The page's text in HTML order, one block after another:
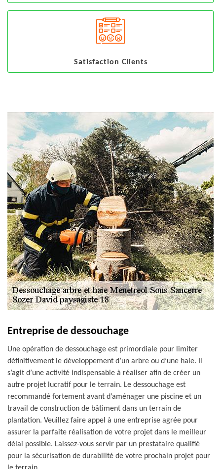
Satisfaction Clients
Entreprise de dessouchage
Une opération de dessouchage est primordiale pour limiter
définitivement le développement d’un arbre ou d’une haie. Il
s’agit d’une activité indispensable à réaliser afin de créer un
autre projet lucratif pour le terrain. Le dessouchage est
recommandé fortement avant d’aménager une piscine et un
travail de construction de bâtiment dans un terrain de
plantation. Veuillez faire appel à une entreprise agrée pour
assurer la parfaite réalisation de votre projet dans le meilleur
délai possible. Laissez-vous servir par un prestataire qualifié
pour la sécurisation de durabilité de votre prochain projet pour